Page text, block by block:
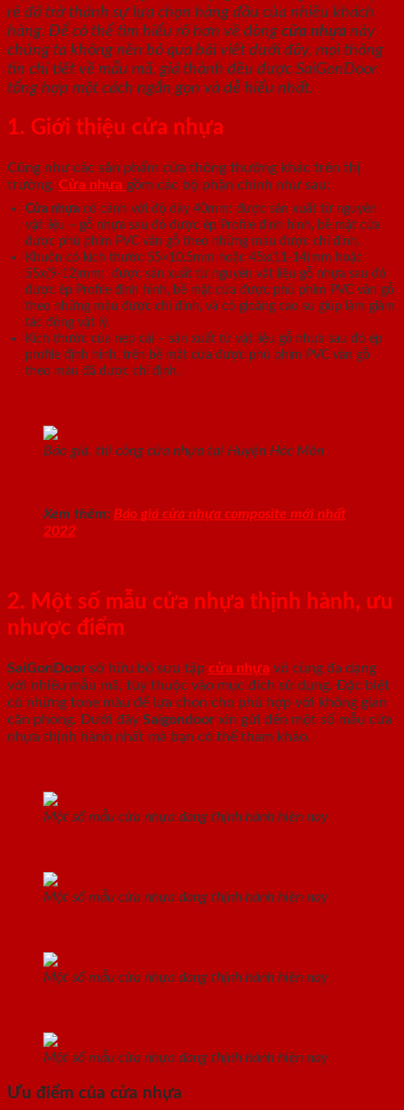
rẻ đã trở thành sự lựa chọn hàng đầu của nhiều khách
hàng. Để có thể tìm hiểu rõ hơn về dòng cửa nhựa này
chúng ta không nên bỏ qua bài viết dưới đây, mọi thông
tin chi tiết về mẫu mã, giá thành đều được SaiGonDoor
tổng hợp một cách ngắn gọn và dễ hiểu nhất.
1. Giới thiệu cửa nhựa
Cũng như các sản phẩm cửa thông thường khác trên thị
trường. Cửa nhựa gồm các bộ phận chính như sau:
Cửa nhựa có cánh với độ dày 40mm: được sản xuất từ nguyên
vật liệu – gỗ nhựa sau đó được ép Profile định hình, bề mặt cửa
được phủ phim PVC vân gỗ theo những màu được chỉ định.
Khuôn có kích thước 55×10.5mm hoặc 45x(11-14)mm hoặc
55x(9-12)mm: được sản xuất từ nguyên vật liệu gỗ nhựa sau đó
được ép Profile định hình, bề mặt cửa được phủ phim PVC vân gỗ
theo những màu được chỉ định, và có gioăng cao su giúp làm giảm
tác động vật lý.
Kích thước của nẹp cài – sản xuất từ vật liệu gỗ nhựa sau đó ép
profile định hình, trên bề mặt cửa được phủ phim PVC vân gỗ
theo màu đã được chỉ định.
Báo giá, thi công cửa nhựa tại Huyện Hóc Môn
Xem thêm: Báo giá cửa nhựa composite mới nhất
2022
2. Một số mẫu cửa nhựa thịnh hành, ưu
nhược điểm
SaiGonDoor sở hữu bộ sưu tập cửa nhựa vô cùng đa dạng
với nhiều mẫu mã, tùy thuộc vào mục đích sử dụng. Đặc biệt
có những tone màu để lựa chọn cho phù hợp với không gian
căn phòng. Dưới đây Saigondoor xin gửi đến một số mẫu cửa
nhựa thịnh hành nhất mà bạn có thể tham khảo.
Một số mẫu cửa nhựa đang thịnh hành hiện nay
Một số mẫu cửa nhựa đang thịnh hành hiện nay
Một số mẫu cửa nhựa đang thịnh hành hiện nay
Một số mẫu cửa nhựa đang thịnh hành hiện nay
Ưu điểm của cửa nhựa